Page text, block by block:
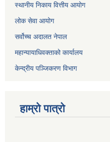
स्थानीय निकाय वित्तीय आयोग
लोक सेवा आयोग
सर्वोच्च अदालत नेपाल
महान्यायाधिवक्ताको कार्यालय
केन्द्रीय पञ्जिकरण विभाग
हाम्रो पात्रो